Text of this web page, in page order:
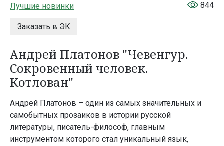
Лучшие новинки
Заказать в ЭК
844
Андрей Платонов "Чевенгур.
Сокровенный человек.
Котлован"
Андрей Платонов – один из самых значительных и
самобытных прозаиков в истории русской
литературы, писатель-философ, главным
инструментом которого стал уникальный язык,